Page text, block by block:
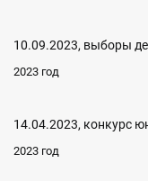
10.09.2023, выборы
2023 год
14.04.2023, конкурс
2023 год